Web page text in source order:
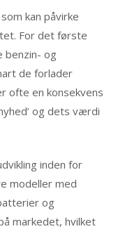
kan påvirke
For det første
benzin- og
de forlader
ofte en konsekvens
og dets værdi
inden for
modeller med
og
markedet, hvilket